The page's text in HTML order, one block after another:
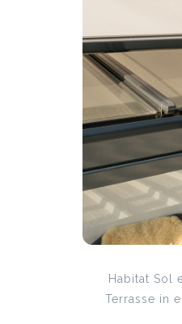
Habitat Sol
Terrasse in